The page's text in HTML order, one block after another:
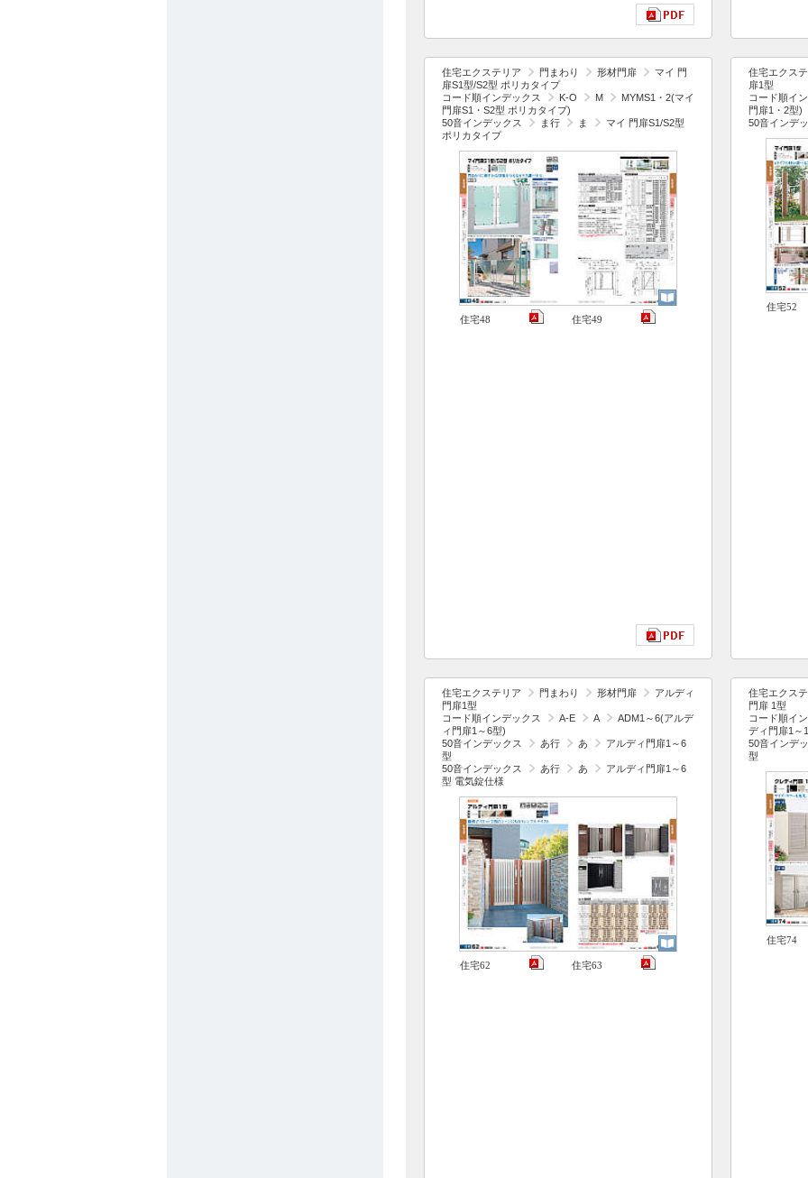
住宅エクステリア 門まわり 形材門扉
マイ 門
扉S1型/S2型 ポリカタイプ
コード順インデックス
K-O M
MYMS1・2(マイ
門扉S1・S2型 ポリカタイプ)
50音インデックス
ま行 ま
マイ 門扉S1/S2型
ポリカタイプ
住宅48 住宅49
住宅エクス
扉1型
コード順イ
門扉1・2型)
50音インデ
住宅52
住宅エクステリア 門まわり 形材門扉
アルディ
門扉1型
コード順インデックス
A-E A
ADM1～6(アルデ
ィ門扉1～6型)
50音インデックス
あ行 あ
アルディ門扉1～6
型
50音インデックス
あ行 あ
アルディ門扉1～6
型 電気錠仕様
住宅62 住宅63
住宅エクス
門扉 1型
コード順イ
ディ門扉1～
50音インデ
型
住宅74